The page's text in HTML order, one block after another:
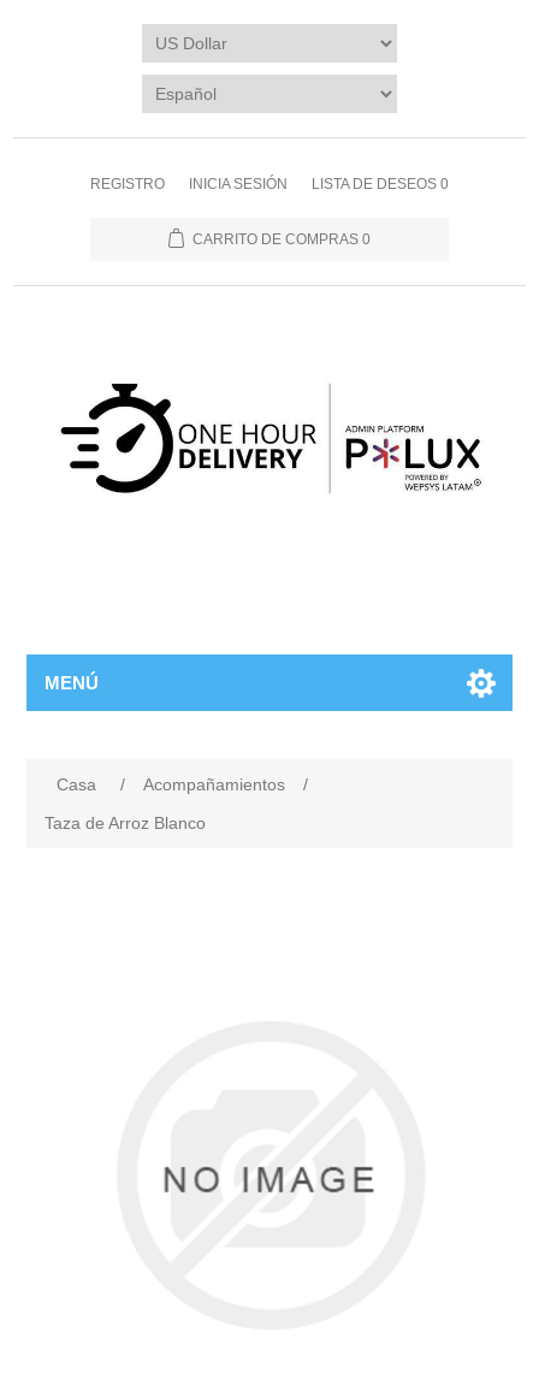
REGISTRO INICIA SESIÓN LISTA DE DESEOS 0
CARRITO DE COMPRAS 0
MENÚ
Casa / Acompañamientos
/
Taza de Arroz Blanco